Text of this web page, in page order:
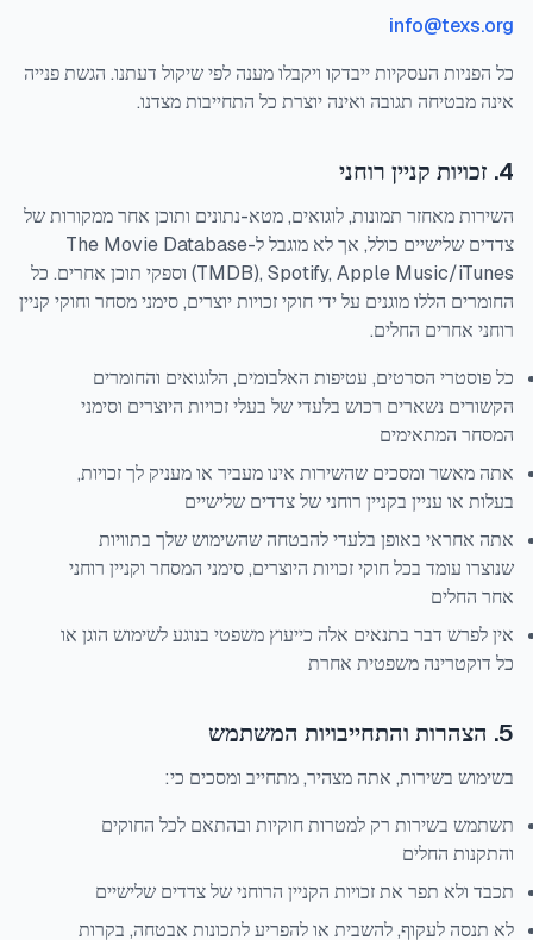
info@texs.org
כל הפניות העסקיות ייבדקו ויקבלו מענה לפי שיקול דעתנו. הגשת פנייה
אינה מבטיחה תגובה ואינה יוצרת כל התחייבות מצדנו.
4. זכויות קניין רוחני
השירות מאחזר תמונות, לוגואים, מטא-נתונים ותוכן אחר ממקורות של
צדדים שלישיים כולל, אך לא מוגבל ל-The Movie Database
(TMDB), Spotify, Apple Music/iTunes וספקי תוכן אחרים. כל
החומרים הללו מוגנים על ידי חוקי זכויות יוצרים, סימני מסחר וחוקי קניין
רוחני אחרים החלים.
כל פוסטרי הסרטים, עטיפות האלבומים, הלוגואים והחומרים
הקשורים נשארים רכוש בלעדי של בעלי זכויות היוצרים וסימני
המסחר המתאימים
אתה מאשר ומסכים שהשירות אינו מעביר או מעניק לך זכויות,
בעלות או עניין בקניין רוחני של צדדים שלישיים
אתה אחראי באופן בלעדי להבטחה שהשימוש שלך בתוויות
שנוצרו עומד בכל חוקי זכויות היוצרים, סימני המסחר וקניין רוחני
אחר החלים
אין לפרש דבר בתנאים אלה כייעוץ משפטי בנוגע לשימוש הוגן או
כל דוקטרינה משפטית אחרת
5. הצהרות והתחייבויות המשתמש
בשימוש בשירות, אתה מצהיר, מתחייב ומסכים כי:
תשתמש בשירות רק למטרות חוקיות ובהתאם לכל החוקים
והתקנות החלים
תכבד ולא תפר את זכויות הקניין הרוחני של צדדים שלישיים
לא תנסה לעקוף, להשבית או להפריע לתכונות אבטחה, בקרות